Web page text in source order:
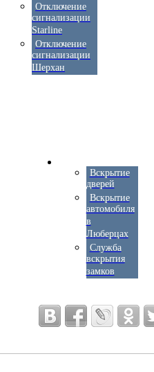
Отключение
сигнализации
Starline
Отключение
сигнализации
Шерхан
Вскрытие
дверей
Вскрытие
автомобиля
в
Люберцах
Служба
вскрытия
замков